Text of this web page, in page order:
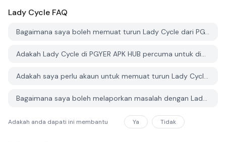
Lady Cycle FAQ
Bagaimana saya boleh memuat turun Lady Cycle dari PGYER APK HUB?
Adakah Lady Cycle di PGYER APK HUB percuma untuk dimuat turun?
Adakah saya perlu akaun untuk memuat turun Lady Cycle dari PGYER APK HUB?
Bagaimana saya boleh melaporkan masalah dengan Lady Cycle di PGYER APK HUB?
Adakah anda dapati ini membantu Ya Tidak